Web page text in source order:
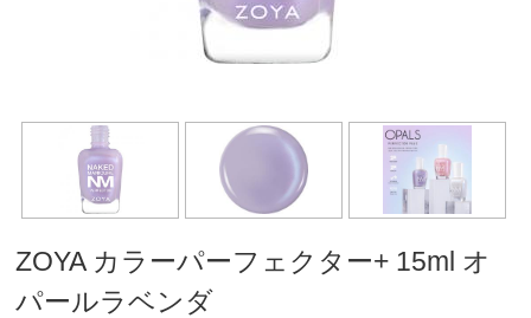
ZOYA カラーパーフェクター+ 15ml オ
パールラベンダ